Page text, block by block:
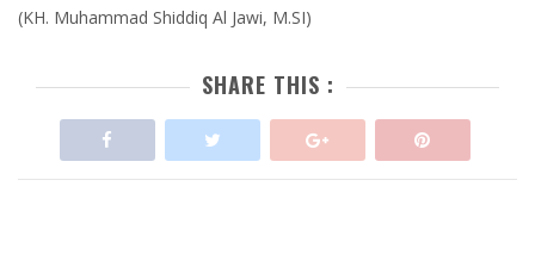
(KH. Muhammad Shiddiq Al Jawi, M.SI)
SHARE THIS :